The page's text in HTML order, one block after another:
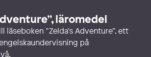
läromedel
läseboken ”Zelda’s Adventure”, ett
på